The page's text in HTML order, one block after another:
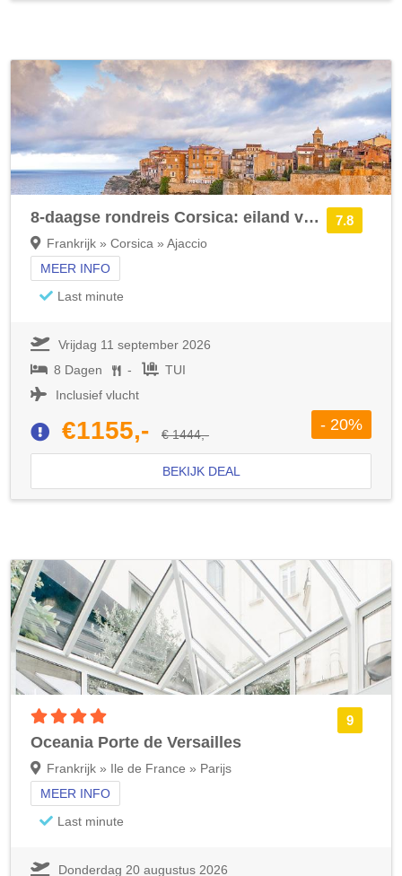
7.8
8-daagse rondreis Corsica: eiland vol charme
Frankrijk » Corsica » Ajaccio
MEER INFO
Last minute
Vrijdag 11 september 2026
8 Dagen
-
TUI
Inclusief vlucht
€1155,- € 1444,-
- 20%
BEKIJK DEAL
9
Oceania Porte de Versailles
Frankrijk » Ile de France » Parijs
MEER INFO
Last minute
Donderdag 20 augustus 2026